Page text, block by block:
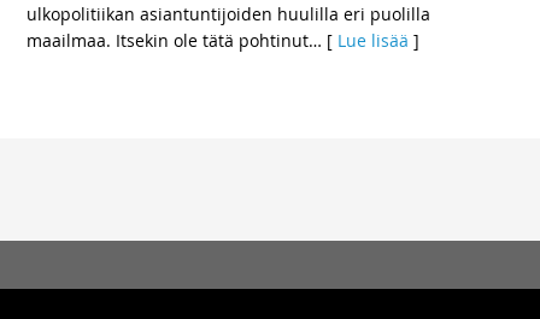
ulkopolitiikan asiantuntijoiden huulilla eri puolilla
maailmaa. Itsekin ole tätä pohtinut… [ Lue lisää ]